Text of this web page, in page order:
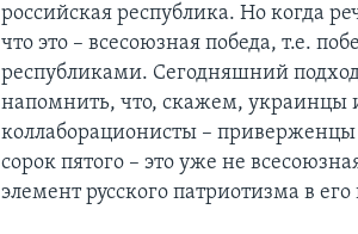
российская республика. Но когда
что это – всесоюзная победа, т.е.
республиками. Сегодняшний
напомнить, что, скажем, украинцы
коллаборационисты –
сорок пятого – это уже не
элемент русского патриотизма в